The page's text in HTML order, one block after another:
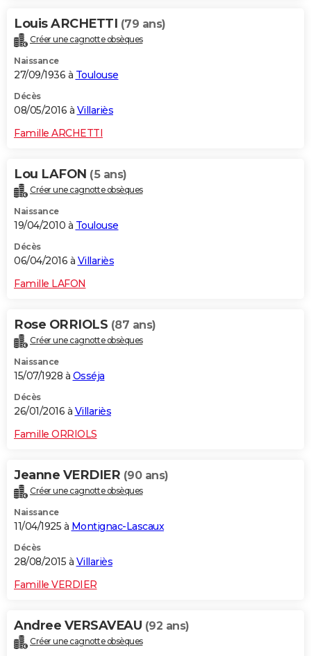
Louis ARCHETTI (79 ans)
Créer une cagnotte obsèques
Naissance
27/09/1936 à Toulouse
Décès
08/05/2016 à Villariès
Famille ARCHETTI
Lou LAFON (5 ans)
Créer une cagnotte obsèques
Naissance
19/04/2010 à Toulouse
Décès
06/04/2016 à Villariès
Famille LAFON
Rose ORRIOLS (87 ans)
Créer une cagnotte obsèques
Naissance
15/07/1928 à Osséja
Décès
26/01/2016 à Villariès
Famille ORRIOLS
Jeanne VERDIER (90 ans)
Créer une cagnotte obsèques
Naissance
11/04/1925 à Montignac-Lascaux
Décès
28/08/2015 à Villariès
Famille VERDIER
Andree VERSAVEAU (92 ans)
Créer une cagnotte obsèques